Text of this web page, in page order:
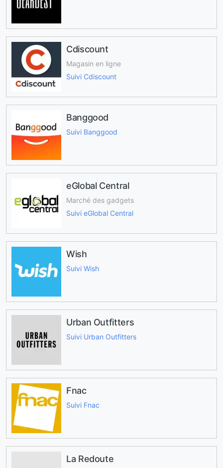
Cdiscount
Magasin en ligne
Suivi Cdiscount
Banggood
Suivi Banggood
eGlobal Central
Marché des gadgets
Suivi eGlobal Central
Wish
Suivi Wish
Urban Outfitters
Suivi Urban Outfitters
Fnac
Suivi Fnac
La Redoute